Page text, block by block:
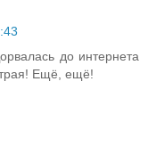
до интернета
Ещё, ещё!